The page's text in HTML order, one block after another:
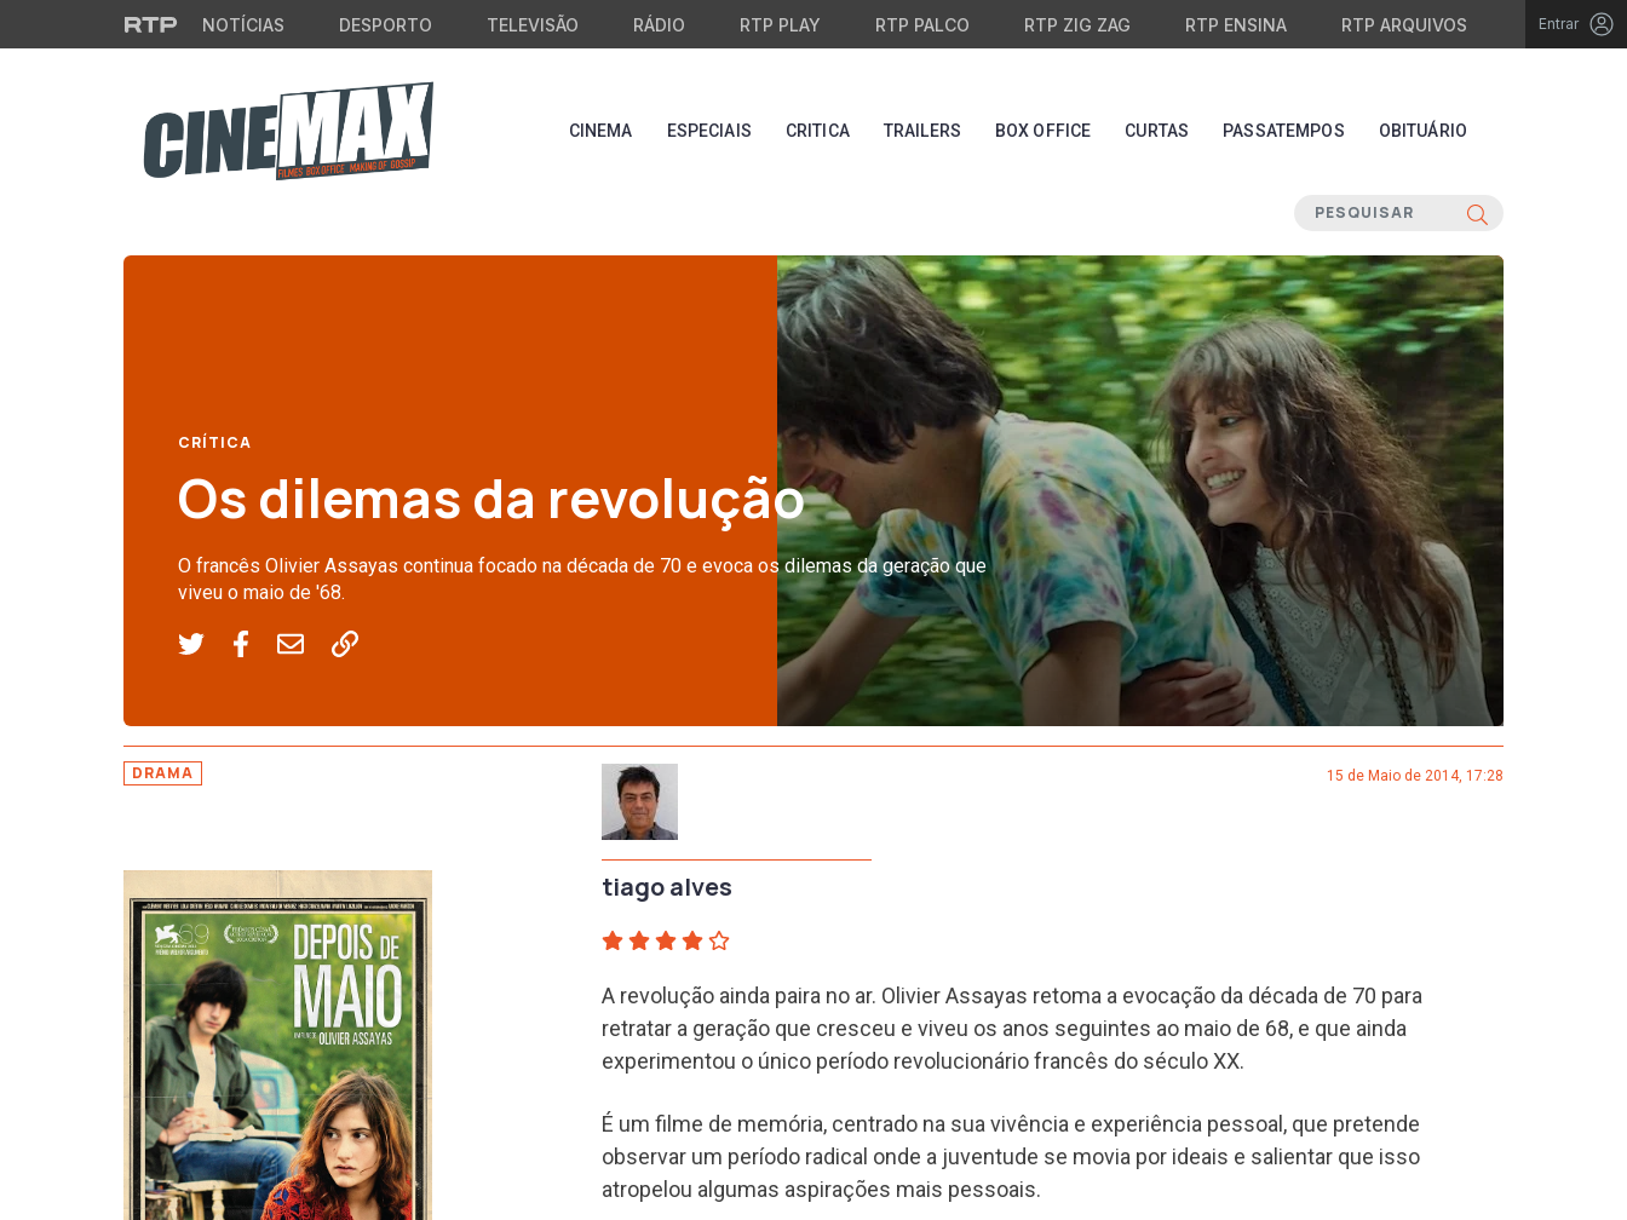
Saltar para o conteúdo principal
NOTÍCIAS DESPORTO TELEVISÃO RÁDIO RTP PLAY RTP PALCO RTP ZIG ZAG RTP ENSINA RTP ARQUIVOS Entrar
CINEMA ESPECIAIS CRITICA TRAILERS BOX OFFICE CURTAS PASSATEMPOS OBITUÁRIO
CRÍTICA
Os dilemas da revolução
O francês Olivier Assayas continua focado na década de 70 e evoca os dilemas da geração que
viveu o maio de '68.
DRAMA
tiago alves
15 de Maio de 2014, 17:28
A revolução ainda paira no ar. Olivier Assayas retoma a evocação da década de 70 para
retratar a geração que cresceu e viveu os anos seguintes ao maio de 68, e que ainda
experimentou o único período revolucionário francês do século XX.
É um filme de memória, centrado na sua vivência e experiência pessoal, que pretende
observar um período radical onde a juventude se movia por ideais e salientar que isso
atropelou algumas aspirações mais pessoais.